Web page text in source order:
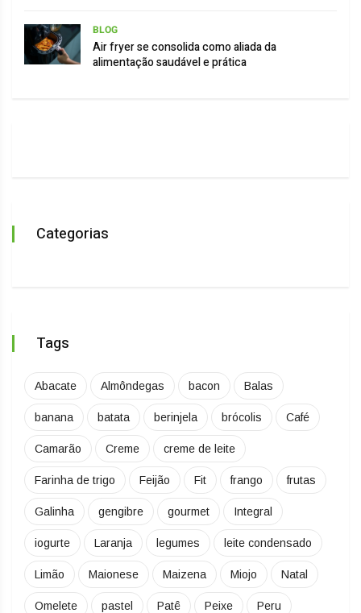
BLOG
Air fryer se consolida como aliada da
alimentação saudável e prática
Categorias
Tags
Abacate Almôndegas bacon Balas
banana batata berinjela brócolis Café
Camarão Creme creme de leite
Farinha de trigo Feijão Fit frango frutas
Galinha gengibre gourmet Integral
iogurte Laranja legumes leite condensado
Limão Maionese Maizena Miojo Natal
Omelete pastel Patê Peixe Peru